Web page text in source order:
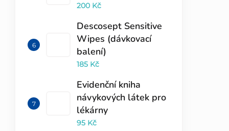
200 Kč
Descosept Sensitive
Wipes (dávkovací
balení)
185 Kč
Evidenční kniha
návykových látek pro
lékárny
95 Kč